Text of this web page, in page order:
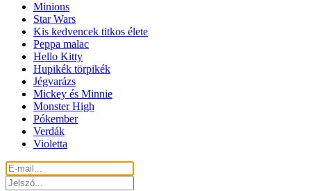
Minions
Star Wars
Kis kedvencek titkos élete
Peppa malac
Hello Kitty
Hupikék törpikék
Jégvarázs
Mickey és Minnie
Monster High
Pókember
Verdák
Violetta